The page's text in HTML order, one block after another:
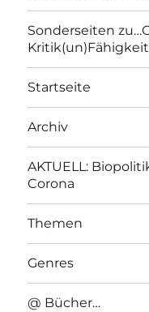
Sonderseiten
Startseite
Archiv
AKTUELL:
Corona
Themen
Genres
@ Bücher…